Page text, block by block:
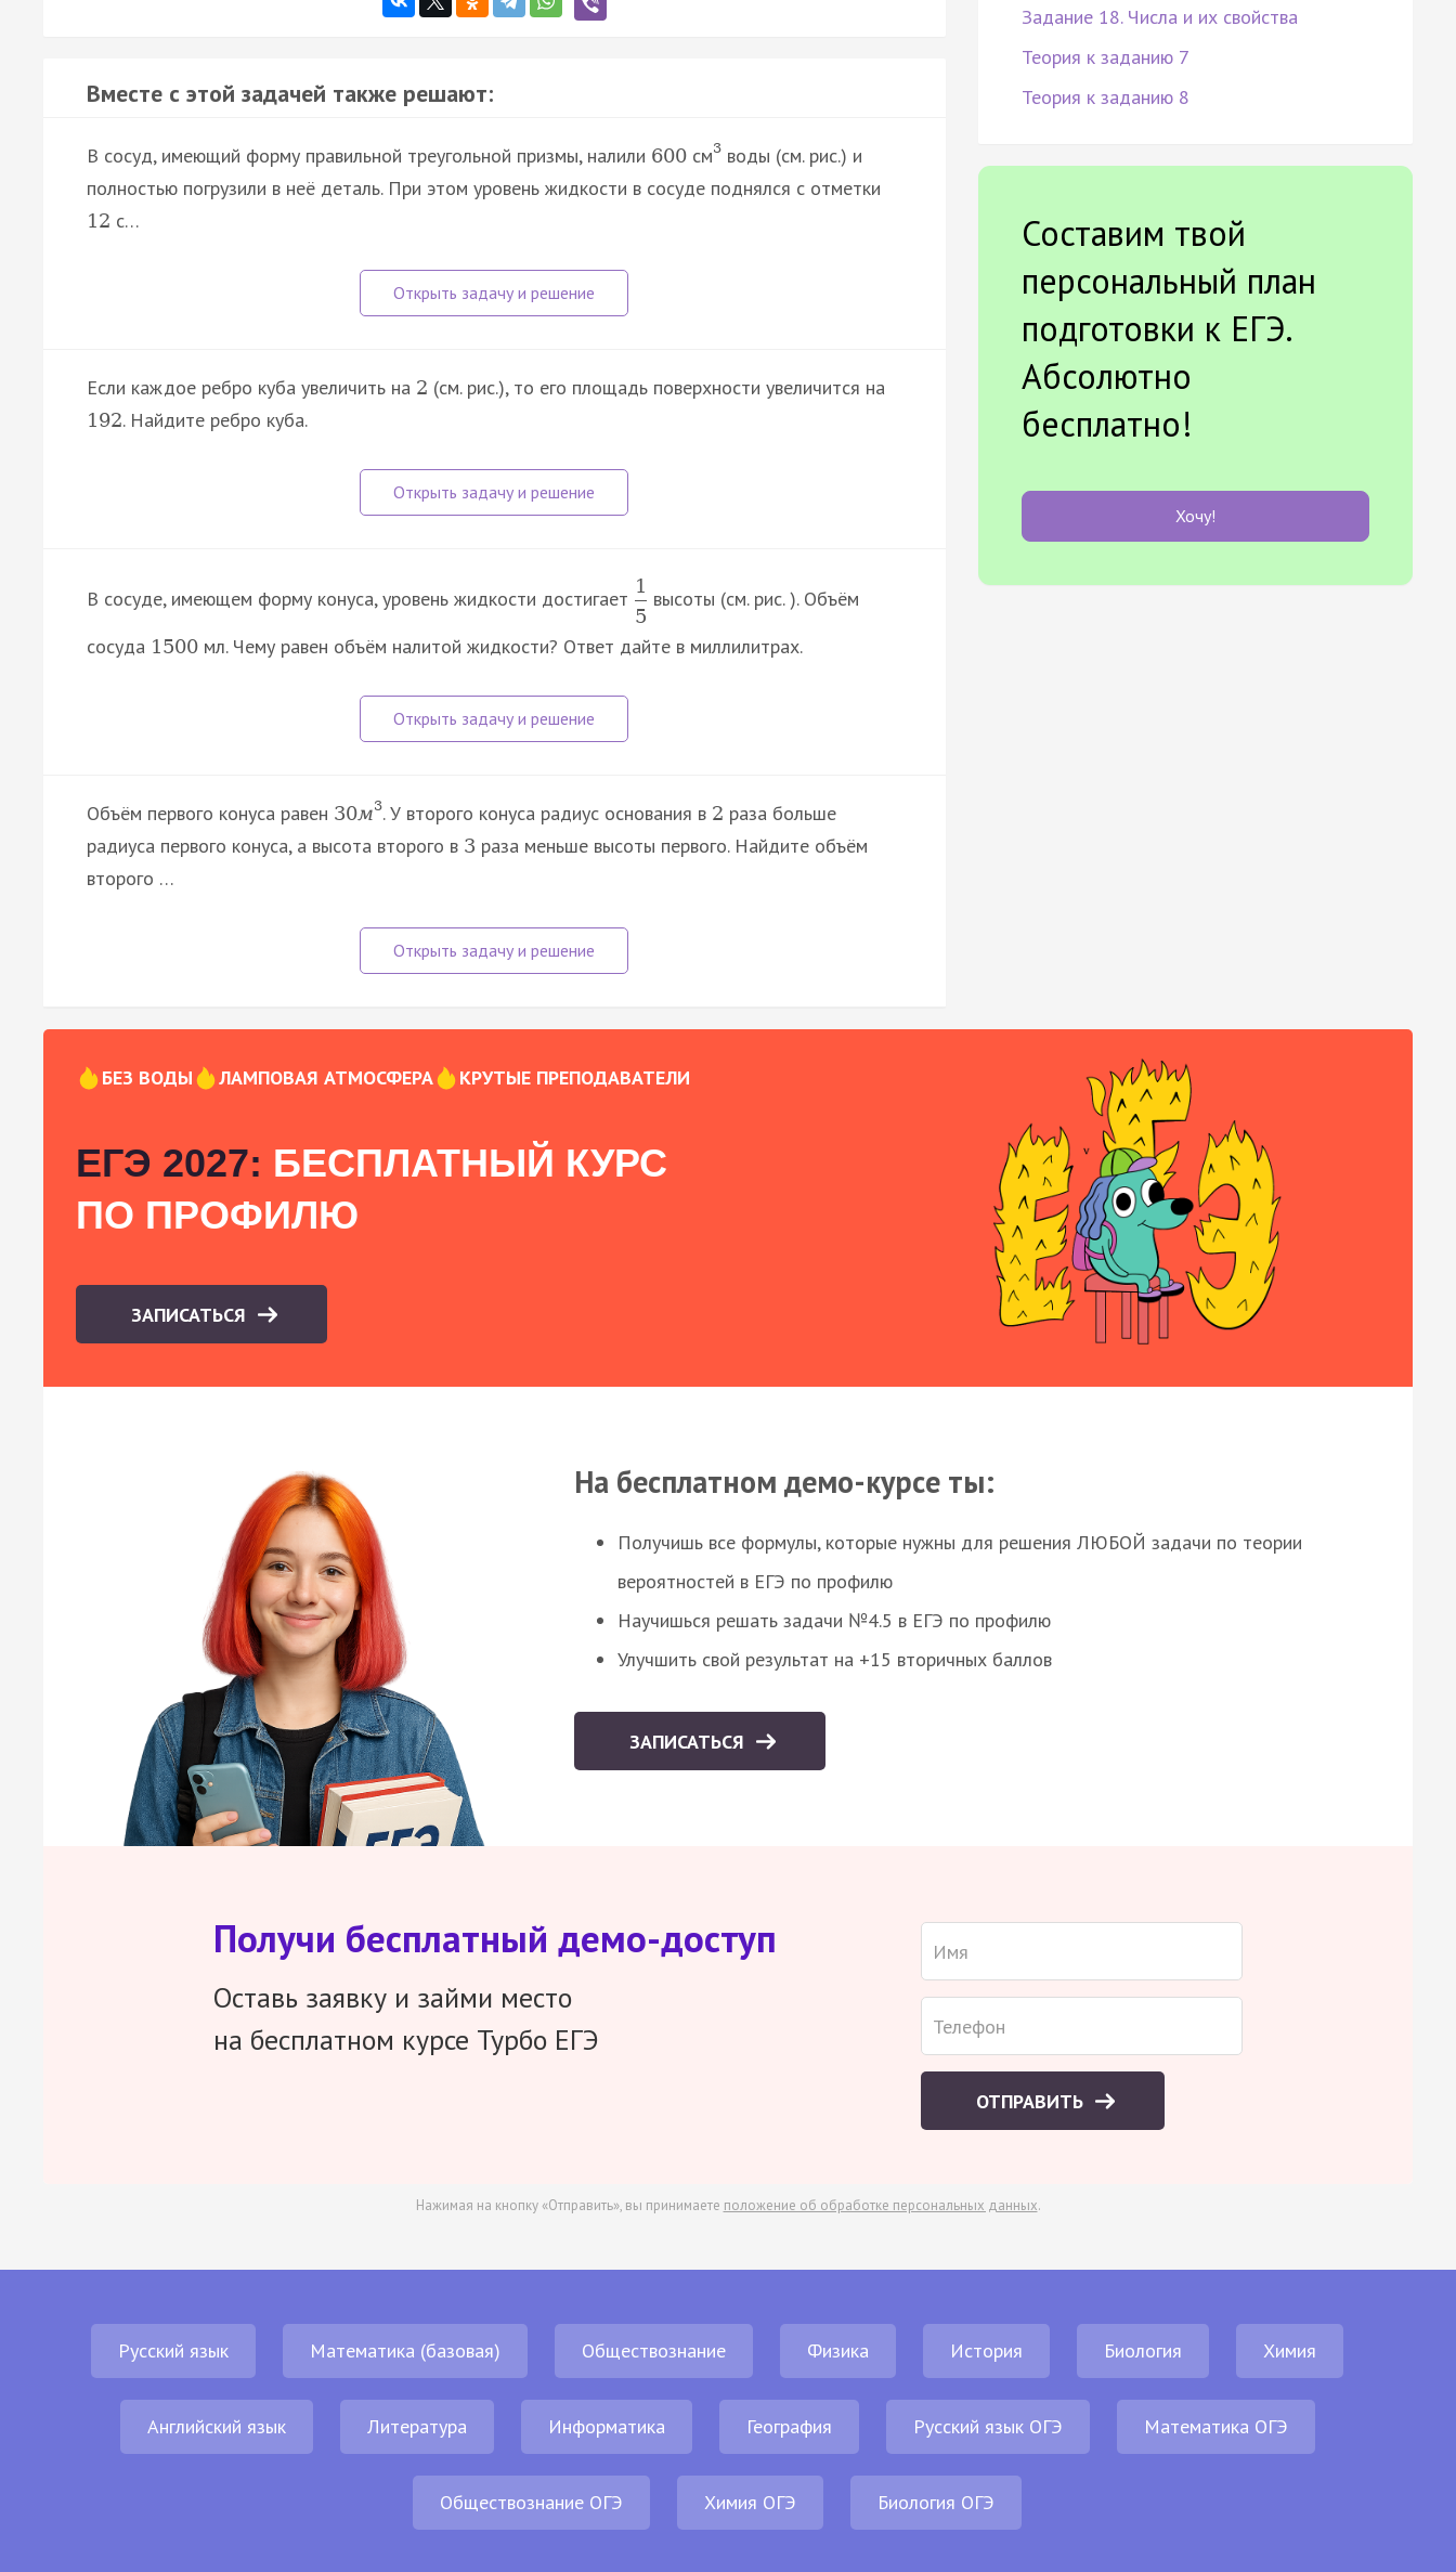
Вместе с этой задачей также решают:
В сосуд, имеющий форму правильной треугольной призмы, налили 600 см3 воды (см. рис.) и
полностью погрузили в неё деталь. При этом уровень жидкости в сосуде поднялся с отметки
12 с…
Если каждое ребро куба увеличить на 2 (см. рис.), то его площадь поверхности увеличится на
192. Найдите ребро куба.
В сосуде, имеющем форму конуса, уровень жидкости достигает
1
5
высоты (см. рис. ). Объём
сосуда 1500 мл. Чему равен объём налитой жидкости? Ответ дайте в миллилитрах.
Объём первого конуса равен 30м3. У второго конуса радиус основания в 2 раза больше
радиуса первого конуса, а высота второго в 3 раза меньше высоты первого. Найдите объём
второго …
Задание 18. Числа и их свойства
Теория к заданию 7
Теория к заданию 8
Составим твой
персональный план
подготовки к ЕГЭ.
Абсолютно
бесплатно!
Хочу!
БЕЗ ВОДЫ ЛАМПОВАЯ АТМОСФЕРА КРУТЫЕ ПРЕПОДАВАТЕЛИ
ЕГЭ 2027: БЕСПЛАТНЫЙ КУРС
ПО ПРОФИЛЮ
ЗАПИСАТЬСЯ
На бесплатном демо-курсе ты:
Получишь все формулы, которые нужны для решения ЛЮБОЙ задачи по теории
вероятностей в ЕГЭ по профилю
Научишься решать задачи №4.5 в ЕГЭ по профилю
Улучшить свой результат на +15 вторичных баллов
ЗАПИСАТЬСЯ
Получи бесплатный демо-доступ
Оставь заявку и займи место
на бесплатном курсе Турбо ЕГЭ
ОТПРАВИТЬ
Нажимая на кнопку «Отправить», вы принимаете положение об обработке персональных данных.
Русский язык Математика (базовая) Обществознание Физика История Биология Химия
Английский язык Литература Информатика География Русский язык ОГЭ Математика ОГЭ
Обществознание ОГЭ Химия ОГЭ Биология ОГЭ